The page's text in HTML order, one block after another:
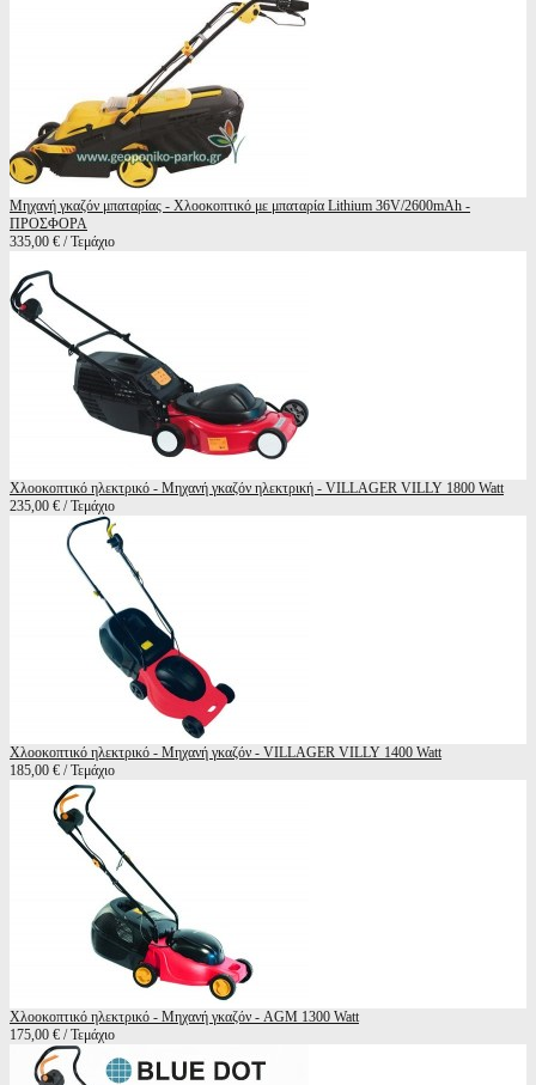
Μηχανή γκαζόν μπαταρίας - Χλοοκοπτικό με μπαταρία Lithium 36V/2600mAh -
ΠΡΟΣΦΟΡΑ
335,00 € / Τεμάχιο
Χλοοκοπτικό ηλεκτρικό - Μηχανή γκαζόν ηλεκτρική - VILLAGER VILLY 1800 Watt
235,00 € / Τεμάχιο
Χλοοκοπτικό ηλεκτρικό - Μηχανή γκαζόν - VILLAGER VILLY 1400 Watt
185,00 € / Τεμάχιο
Χλοοκοπτικό ηλεκτρικό - Μηχανή γκαζόν - AGM 1300 Watt
175,00 € / Τεμάχιο